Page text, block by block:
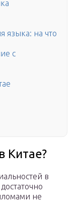
языка: на что
с
Китае?
в
не